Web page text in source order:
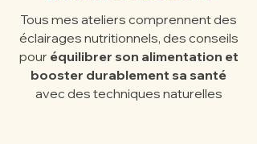
Tous mes ateliers comprennent des
éclairages nutritionnels, des conseils
pour équilibrer son alimentation et
booster durablement sa santé
avec des techniques naturelles